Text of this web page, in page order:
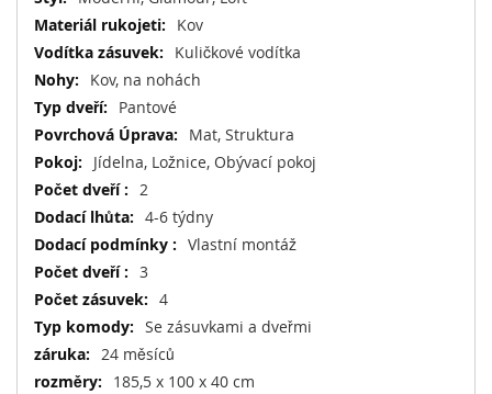
Kov
Kuličkové vodítka
Kov, na nohách
Pantové
Mat, Struktura
Jídelna, Ložnice, Obývací pokoj
2
4-6 týdny
Vlastní montáž
3
4
Se zásuvkami a dveřmi
24 měsíců
185,5 x 100 x 40 cm